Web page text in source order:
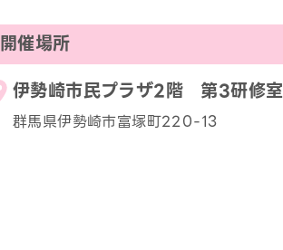
開催場所
伊勢崎市民プラザ2階 第3研修室
群馬県伊勢崎市富塚町220-13